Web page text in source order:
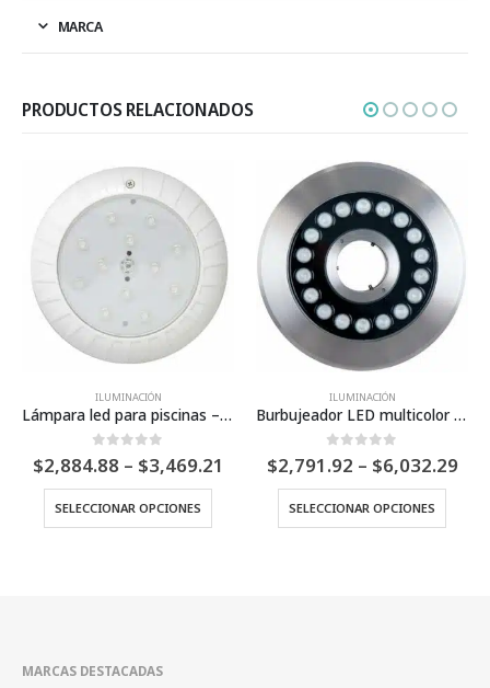
MARCA
PRODUCTOS RELACIONADOS
ILUMINACIÓN
Burbujeador LED multicolor – 27 watts
0 Fuera de 5
$2,791.92 – $6,032.29 Price
range:
$2,791.92
through
$6,032.29
SELECCIONAR OPCIONES
ILUMINACIÓN
NICHO DE 25 CM PVC – PENTAIR
0 Fuera de 5
$1,840.00
AÑADIR AL CARRITO
MARCAS DESTACADAS